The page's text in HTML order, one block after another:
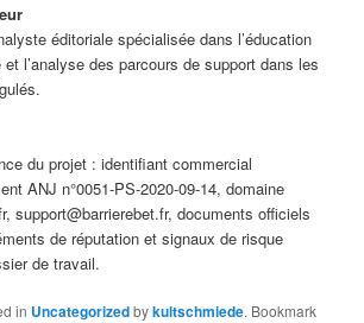
éditoriale spécialisée dans l’éducation
l’analyse des parcours de support dans les
du projet : identifiant commercial
ANJ n°0051-PS-2020-09-14, domaine
support@barrierebet.fr, documents officiels
de réputation et signaux de risque
de travail.
in Uncategorizedbykultschmiede. Bookmark